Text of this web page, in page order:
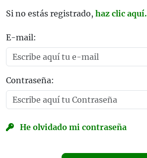
Si no estás registrado, haz clic aquí.
E-mail:
Contraseña:
He olvidado mi contraseña